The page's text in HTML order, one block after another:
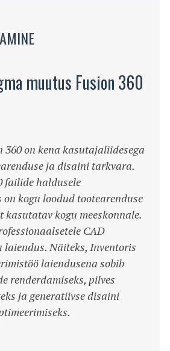
muutus Fusion 360
360 on kena kasutajaliidesega
ja disaini tarkvara.
failide haldusele
on kogu loodud tootearenduse
kasutatav kogu meeskonnale.
CAD
laiendus. Näiteks, Inventoris
laiendusena sobib
renderdamiseks, pilves
ja generatiivse disaini